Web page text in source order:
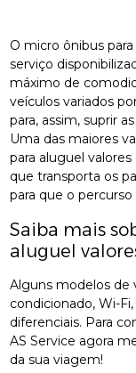
O micro ônibus
serviço
máximo de
veículos variados
para, assim, suprir
Uma das maiores
para aluguel
que transporta os
para que o
Saiba mais
aluguel
Alguns modelos de
condicionado, Wi-
diferenciais. Para
AS Service agora
da sua viagem!